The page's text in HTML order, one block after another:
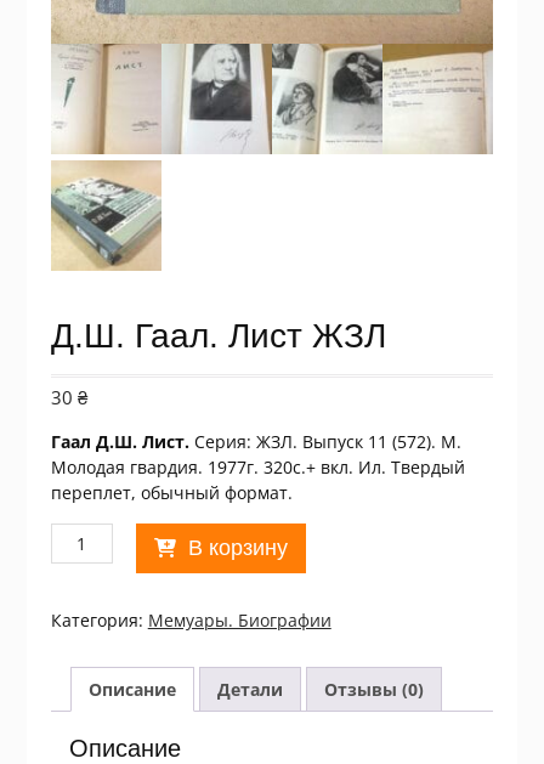
Д.Ш. Гаал. Лист ЖЗЛ
30 ₴
Гаал Д.Ш. Лист. Серия: ЖЗЛ. Выпуск 11 (572). М.
Молодая гвардия. 1977г. 320с.+ вкл. Ил. Твердый
переплет, обычный формат.
Количество
товара
Гаал.
ЖЗЛ
В корзину
Категория: Мемуары. Биографии
Описание Детали Отзывы (0)
Описание